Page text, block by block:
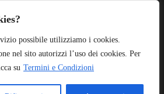
possibile utilizziamo i cookies.
nel sito autorizzi l’uso dei cookies. Per
su Termini e Condizioni